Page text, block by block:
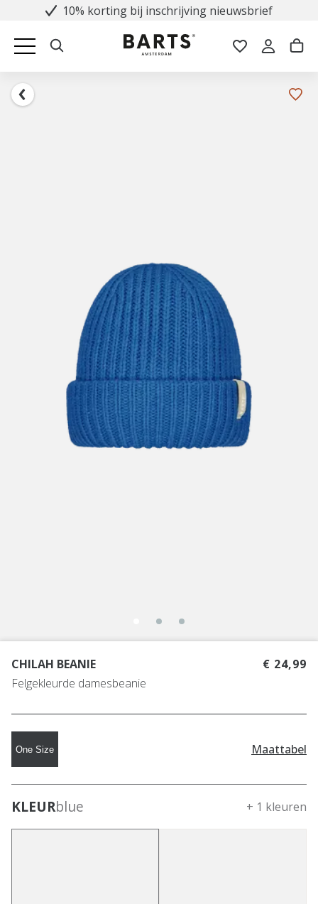
10% korting bij inschrijving nieuwsbrief
CHILAH BEANIE
Felgekleurde damesbeanie
€ 24,99
One Size Maattabel
KLEURblue + 1 kleuren